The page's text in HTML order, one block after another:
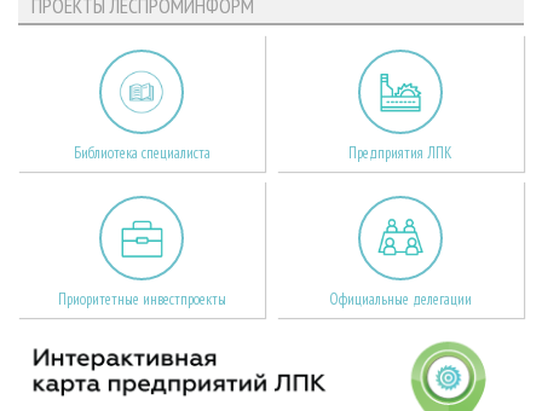
ПРОЕКТЫ ЛЕСПРОМИНФОРМ
Библиотека специалиста Предприятия ЛПК
Приоритетные инвестпроекты Официальные делегации